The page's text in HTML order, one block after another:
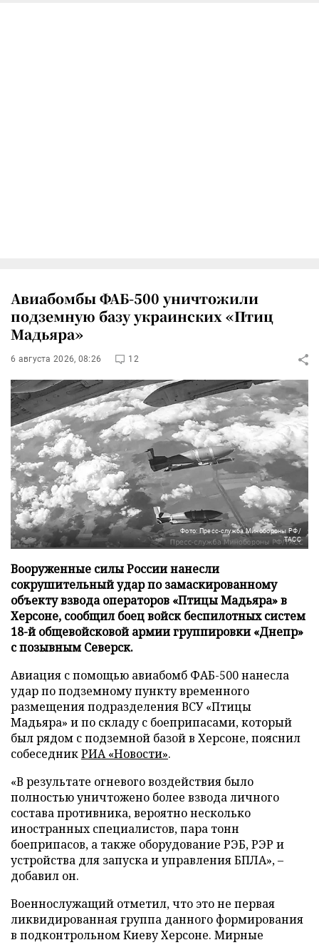
Авиабомбы ФАБ-500 уничтожили
подземную базу украинских «Птиц
Мадьяра»
6 августа 2026, 08:26 12
Фото: Пресс-служба Минобороны РФ/
ТАСС
Вооруженные силы России нанесли
сокрушительный удар по замаскированному
объекту взвода операторов «Птицы Мадьяра» в
Херсоне, сообщил боец войск беспилотных систем
18-й общевойсковой армии группировки «Днепр»
с позывным Северск.
Авиация с помощью авиабомб ФАБ-500 нанесла
удар по подземному пункту временного
размещения подразделения ВСУ «Птицы
Мадьяра» и по складу с боеприпасами, который
был рядом с подземной базой в Херсоне, пояснил
собеседникРИА «Новости».
«В результате огневого воздействия было
полностью уничтожено более взвода личного
состава противника, вероятно несколько
иностранных специалистов, пара тонн
боеприпасов, а также оборудование РЭБ, РЭР и
устройства для запуска и управления БПЛА», –
добавил он.
Военнослужащий отметил, что это не первая
ликвидированная группа данного формирования
в подконтрольном Киеву Херсоне. Мирные